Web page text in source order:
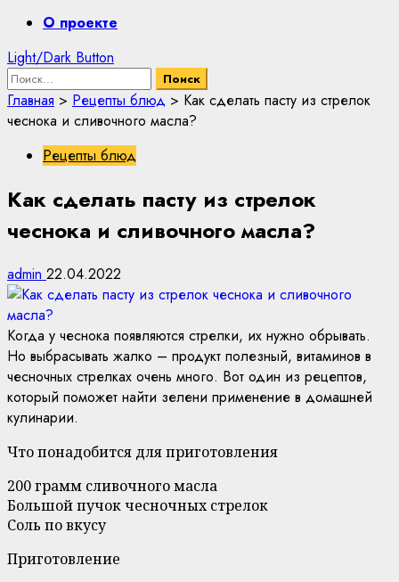
PrimaryО проекте
Light/Dark Button
Найти:
Главная > Рецепты блюд > Как сделать пасту из стрелок
чеснока и сливочного масла?
Рецепты блюд
Как сделать пасту из стрелок
чеснока и сливочного масла?
admin 22.04.2022
Когда у чеснока появляются стрелки, их нужно обрывать.
Но выбрасывать жалко – продукт полезный, витаминов в
чесночных стрелках очень много. Вот один из рецептов,
который поможет найти зелени применение в домашней
кулинарии.
Что понадобится для приготовления
200 грамм сливочного масла
Большой пучок чесночных стрелок
Соль по вкусу
Приготовление